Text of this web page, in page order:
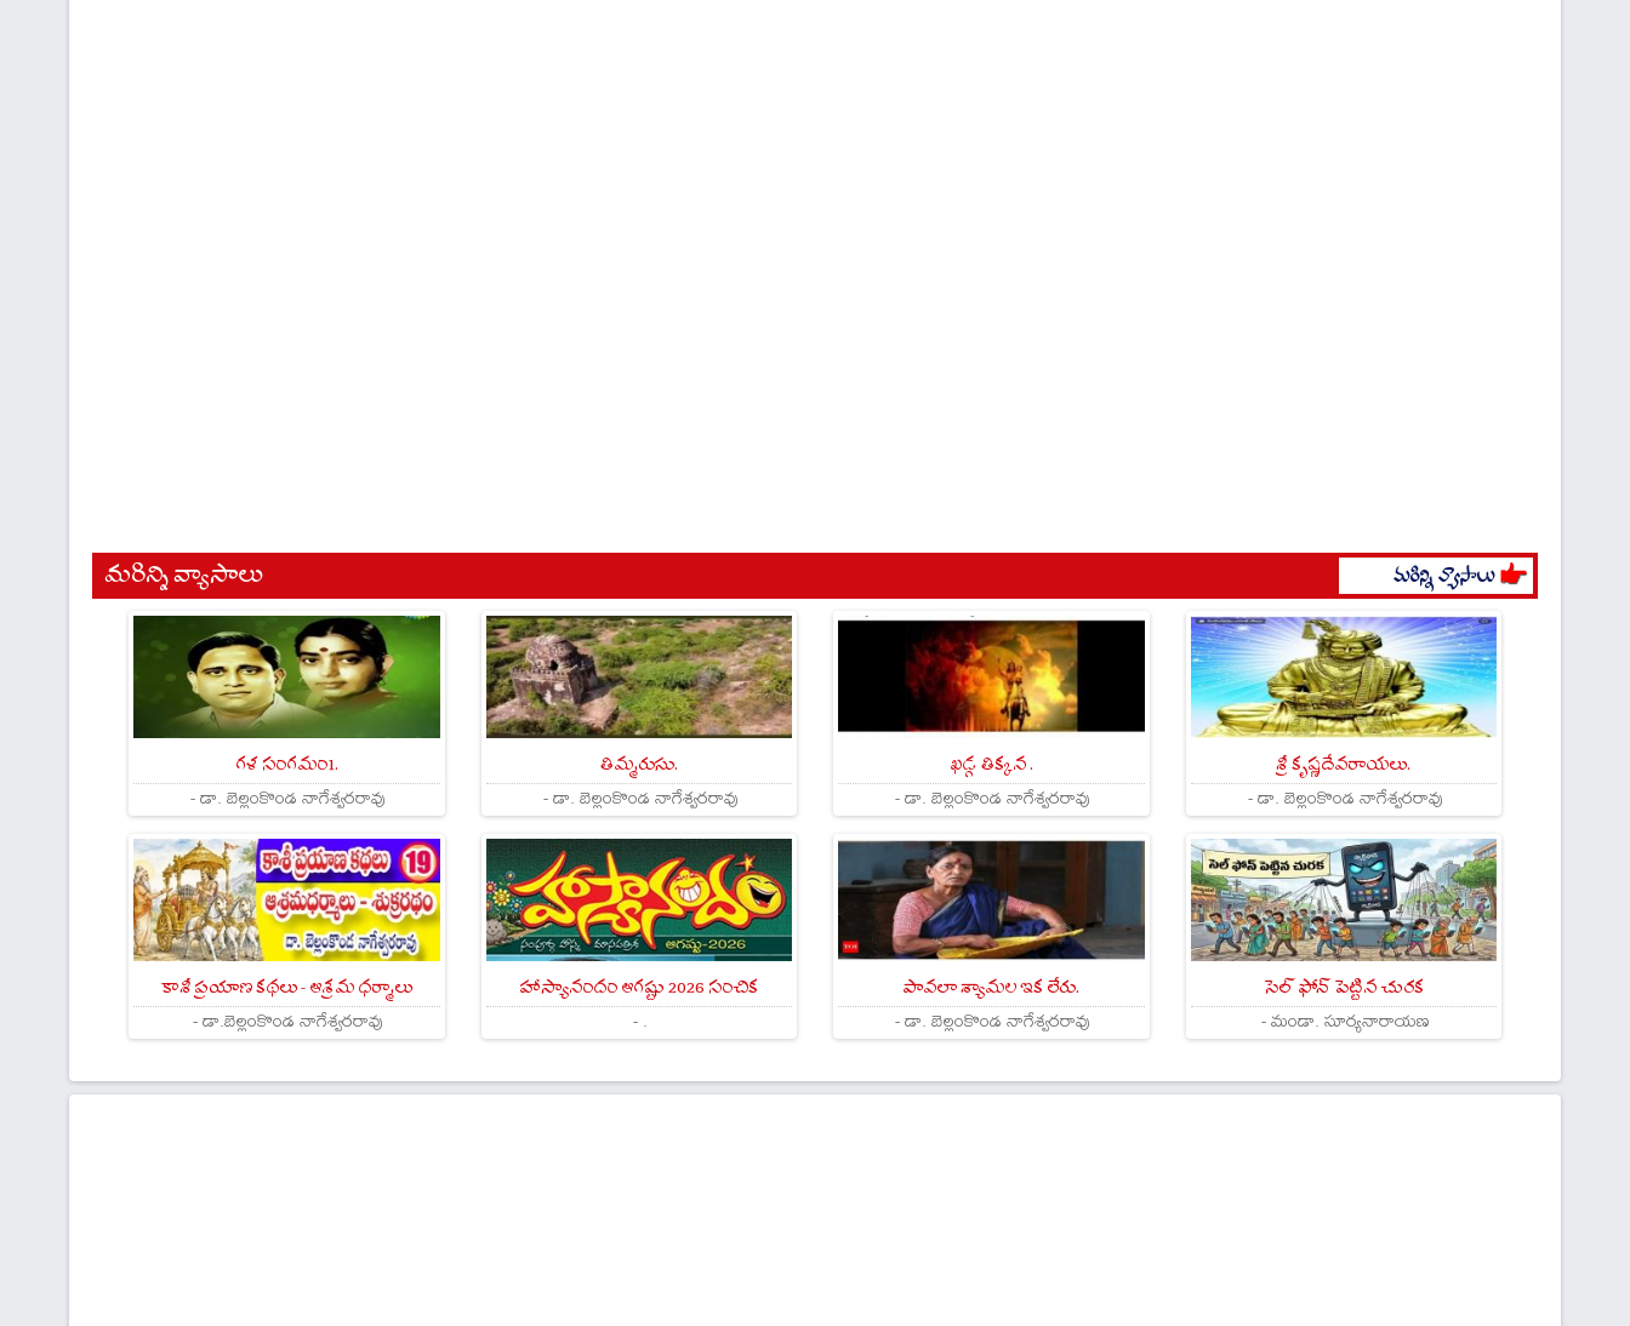
మరిన్ని వ్యాసాలు
గళ సంగమం1.
- డా. బెల్లంకొండ నాగేశ్వరరావు
తిమ్మరుసు.
- డా. బెల్లంకొండ నాగేశ్వరరావు
ఖడ్గ తిక్కన .
- డా. బెల్లంకొండ నాగేశ్వరరావు
శ్రీ కృష్ణదేవరాయలు.
- డా. బెల్లంకొండ నాగేశ్వరరావు
కాశీ ప్రయాణ కథలు - ఆశ్రమ ధర్మాలు
- డా.బెల్లంకొండ నాగేశ్వరరావు
హాస్యానందం ఆగష్టు 2026 సంచిక
- .
పావలా శ్యామల ఇక లేరు.
- డా. బెల్లంకొండ నాగేశ్వరరావు
సెల్ ఫోన్ పెట్టిన చురక
- మండా. సూర్యనారాయణ